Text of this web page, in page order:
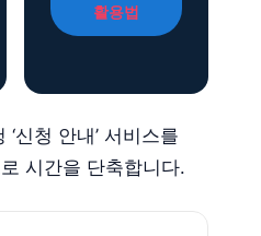
활용법
신청 안내’ 서비스를
시간을 단축합니다.